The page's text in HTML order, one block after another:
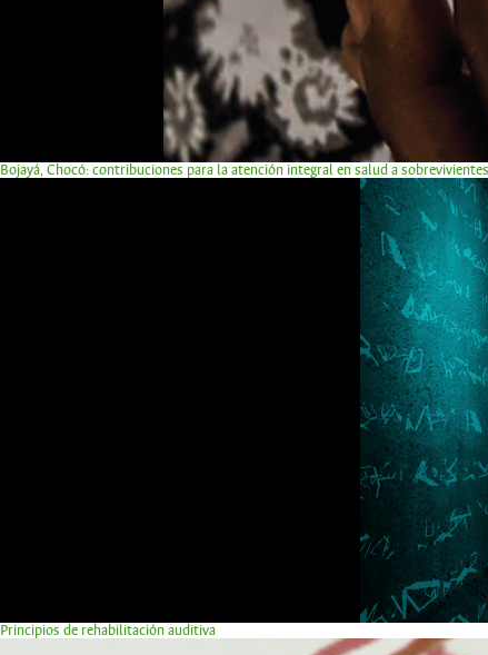
Bojayá, Chocó: contribuciones para la atención integral en salud a
Principios de rehabilitación auditiva